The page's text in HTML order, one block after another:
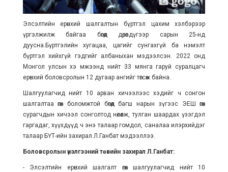
Элсэлтийн ерөнхий шалгалтын бүртгэл цахим хэлбэрээр
үргэлжилж байгаа бөгөөд дөрөвдүгээр сарын 25-нд
дуусна.Бүртгэлийн хугацаа, цагийг сунгахгүй ба нэмэлт
бүртгэл хийхгүй гэдгийг албаныхан мэдээлсэн. 2022 онд
Монгол улсын хэ мжээнд нийт 33 мянга гаруй суралцагч
ерөнхий боловсролын 12 дугаар ангийг төгсөж байна.
Шалгуулагчид нийт 10 арван хичээлээс хэдийг ч сонгон
шалгалтаа өгөх боломжтой бөгөөд багш нарын зүгээс ЭЕШ өгөх
сурагчдын хичээл сонголтод нөлөөлж, тулган шаардах үзэгдэл
гаргадаг, хүүхдүүд ч энэ талаар гомдол, саналаа илэрхийдэг
талаар БҮТ-ийн захирал Л.Ганбат мэдээллээ.
Боловсролын үнэлгээний төвийн захирал Л.Ганбат:
- Элсэлтийн ерөнхий шалгалт өгөх шалгуулагчид нийт 10